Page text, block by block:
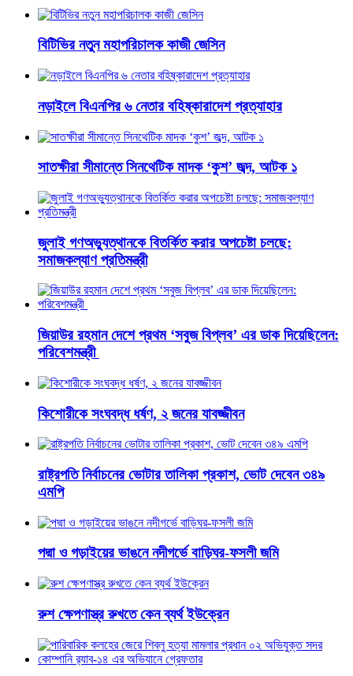
বিটিভির নতুন মহাপরিচালক কাজী জেসিন
নড়াইলে বিএনপির ৬ নেতার বহিষ্কারাদেশ প্রত্যাহার
সাতক্ষীরা সীমান্তে সিনথেটিক মাদক ‘কুশ’ জব্দ, আটক ১
জুলাই গণঅভ্যুত্থানকে বিতর্কিত করার অপচেষ্টা চলছে:
সমাজকল্যাণ প্রতিমন্ত্রী
জিয়াউর রহমান দেশে প্রথম ‘সবুজ বিপ্লব’ এর ডাক দিয়েছিলেন:
পরিবেশমন্ত্রী
কিশোরীকে সংঘবদ্ধ ধর্ষণ, ২ জনের যাবজ্জীবন
রাষ্ট্রপতি নির্বাচনের ভোটার তালিকা প্রকাশ, ভোট দেবেন ৩৪৯
এমপি
পদ্মা ও গড়াইয়ের ভাঙনে নদীগর্ভে বাড়িঘর-ফসলী জমি
রুশ ক্ষেপণাস্ত্র রুখতে কেন ব্যর্থ ইউক্রেন